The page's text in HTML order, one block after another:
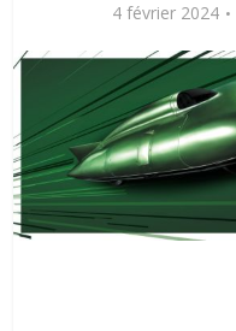
4 février 2024